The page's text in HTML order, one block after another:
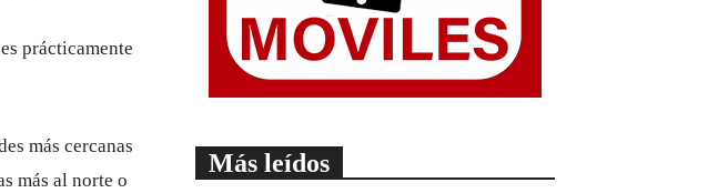
prácticamente
más cercanas
más al norte o
Más leídos